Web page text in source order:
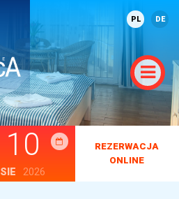
PL DE
10
SIE 2026
REZERWACJA
ONLINE